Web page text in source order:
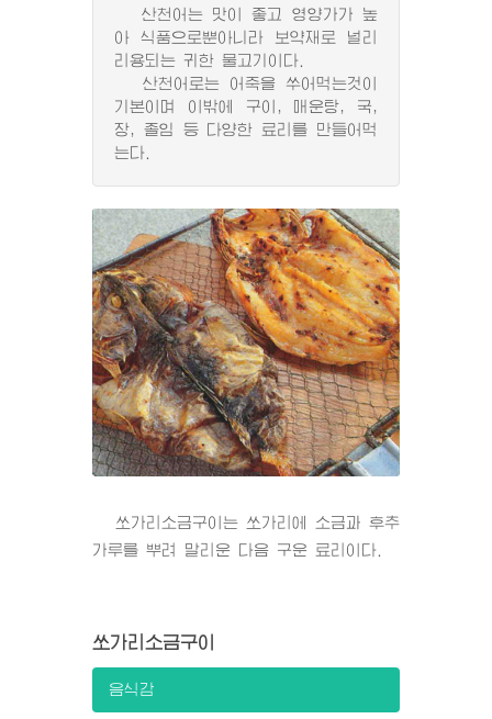
산천어는 맛이 좋고 영양가가 높
아 식품으로뿐아니라 보약재로 널리
리용되는 귀한 물고기이다.
산천어로는 어죽을 쑤어먹는것이
기본이며 이밖에 구이, 매운탕, 국,
장, 졸임 등 다양한 료리를 만들어먹
는다.
쏘가리소금구이는 쏘가리에 소금과 후추
가루를 뿌려 말리운 다음 구운 료리이다.
쏘가리소금구이
음식감